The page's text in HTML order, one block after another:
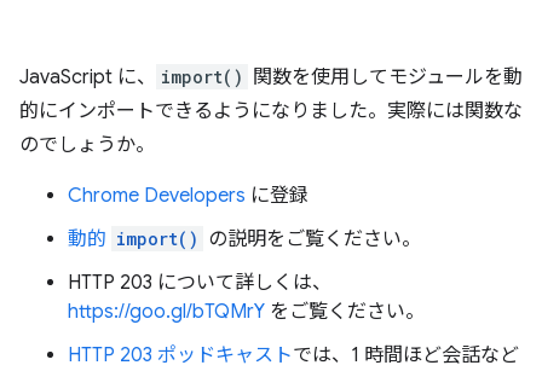
JavaScript に、 import()
関数を使用してモジュールを動
的にインポートできるようになりました。実際には関数な
のでしょうか。
Chrome Developers に登録
動的 import() の説明をご覧ください。
HTTP 203 について詳しくは、
https://goo.gl/bTQMrY をご覧ください。
HTTP 203 ポッドキャストでは、1 時間ほど会話など